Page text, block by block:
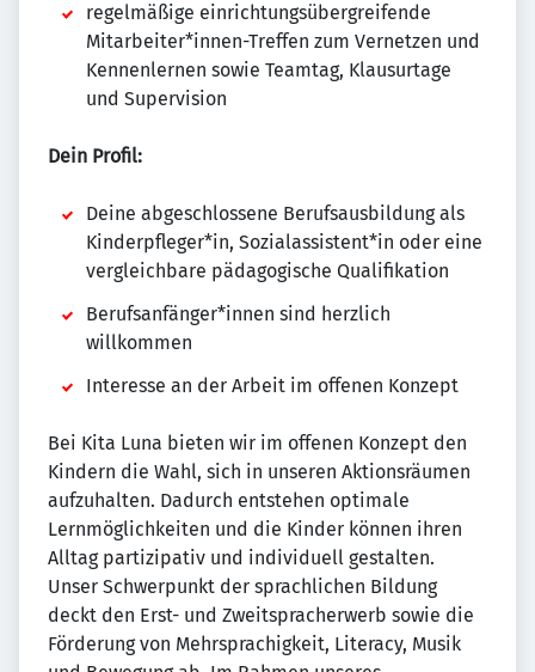
regelmäßige einrichtungsübergreifende
Mitarbeiter*innen-Treffen zum Vernetzen und
Kennenlernen sowie Teamtag, Klausurtage
und Supervision
Dein Profil:
Deine abgeschlossene Berufsausbildung als
Kinderpfleger*in, Sozialassistent*in oder eine
vergleichbare pädagogische Qualifikation
Berufsanfänger*innen sind herzlich
willkommen
Interesse an der Arbeit im offenen Konzept
Bei Kita Luna bieten wir im offenen Konzept den
Kindern die Wahl, sich in unseren Aktionsräumen
aufzuhalten. Dadurch entstehen optimale
Lernmöglichkeiten und die Kinder können ihren
Alltag partizipativ und individuell gestalten.
Unser Schwerpunkt der sprachlichen Bildung
deckt den Erst- und Zweitspracherwerb sowie die
Förderung von Mehrsprachigkeit, Literacy, Musik